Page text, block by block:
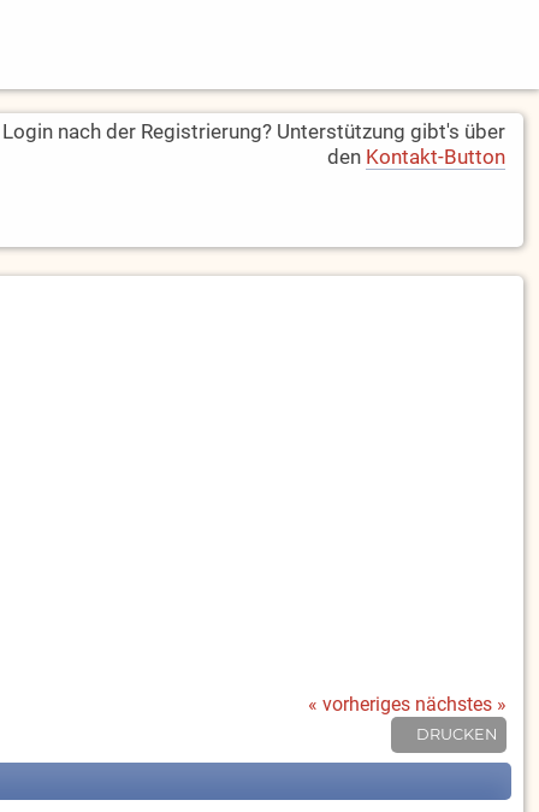
nach der Registrierung? Unterstützung gibt's über
den Kontakt-Button
« vorheriges nächstes »
DRUCKEN